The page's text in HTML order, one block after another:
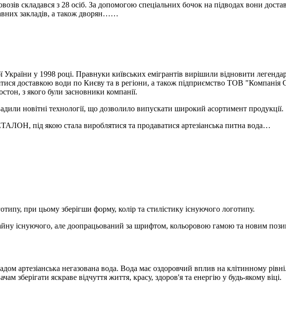
складався з 28 осіб. За допомогою спеціальних бочок на підводах вони
закладів, а також дворян……
України у 1998 році. Правнуки київських емігрантів вирішили відновити
доставкою води по Києву та в регіони, а також підприємство ТОВ
з якого були засновники компанії.
новітні технології, що дозволило випускати широкий асортимент продукції.
під якою стала вироблятися та продаватися артезіанська питна вода…
при цьому зберігши форму, колір та стилістику існуючого логотипу.
існуючого, але доопрацьований за шрифтом, кольоровою гамою та новим
негазована вода. Вода має оздоровчий вплив на клітинному
зберігати яскраве відчуття життя, красу, здоров'я та енергію у будь-якому віці.